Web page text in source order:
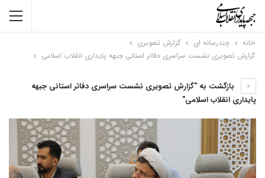
خانه چندرسانه ای
گزارش تصویری
گزارش تصویری نشست سراسری دفاتر استانی جبهه پایداری انقلاب اسلامی
بازگشت به "گزارش تصویری نشست سراسری دفاتر استانی جبهه
پایداری انقلاب اسلامی"